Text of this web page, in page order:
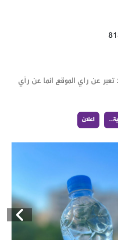
تعبر عن راي الموقع انما عن رأي
اعلان